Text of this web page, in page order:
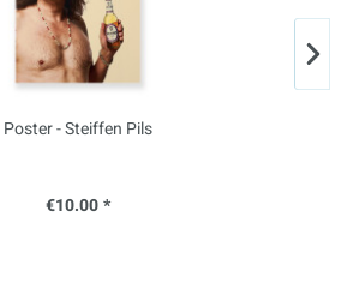
Poster - Steiffen Pils
€10.00 *